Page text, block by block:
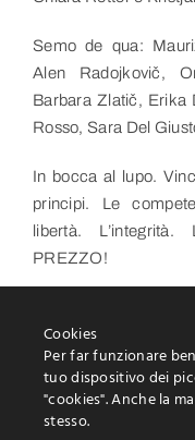
Semo de qua:
Alen Radojkovič,
Barbara Zlatič, Erika
Rosso, Sara Del
In bocca al lupo.
principi. Le
libertà. L’integrità.
PREZZO!
Cookies
Per far funzionare
tuo dispositivo dei
"cookies". Anche la
stesso.